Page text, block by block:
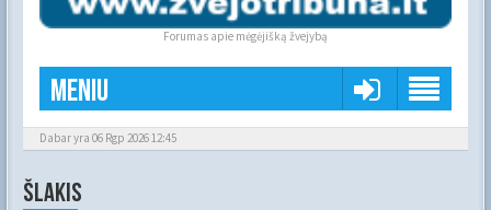
Forumas apie mėgėjišką žvejybą
Meniu
Dabar yra 06 Rgp 2026 12:45
ŠLAKIS